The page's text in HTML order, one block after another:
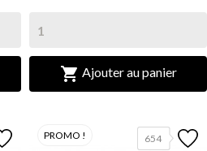
 Ajouter au panier
654
PROMO !